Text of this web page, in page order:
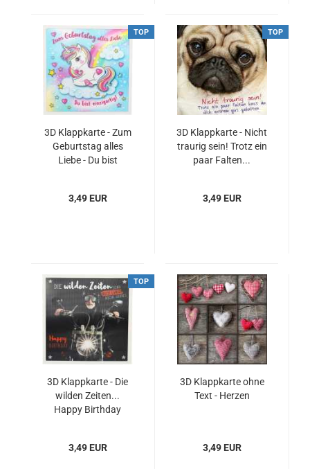
TOP
3D Klappkarte - Zum
Geburtstag alles
Liebe - Du bist
3,49 EUR
TOP
3D Klappkarte - Nicht
traurig sein! Trotz ein
paar Falten...
3,49 EUR
TOP
3D Klappkarte - Die
wilden Zeiten...
Happy Birthday
3,49 EUR
3D Klappkarte ohne
Text - Herzen
3,49 EUR